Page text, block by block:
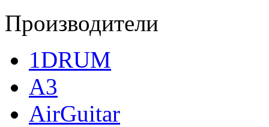
Производители
1DRUM
A3
AirGuitar